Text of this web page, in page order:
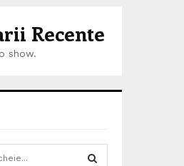
Recente
show.